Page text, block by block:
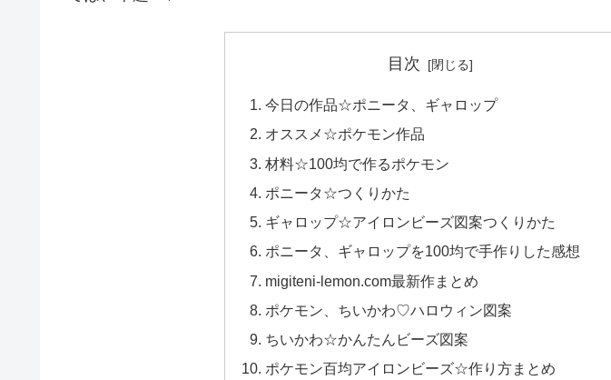
目次
今日の作品☆ポニータ、ギャロップ
オススメ☆ポケモン作品
材料☆100均で作るポケモン
ポニータ☆つくりかた
ギャロップ☆アイロンビーズ図案つくりかた
ポニータ、ギャロップを100均で手作りした感想
migiteni-lemon.com最新作まとめ
ポケモン、ちいかわ♡ハロウィン図案
ちいかわ☆かんたんビーズ図案
ポケモン百均アイロンビーズ☆作り方まとめ